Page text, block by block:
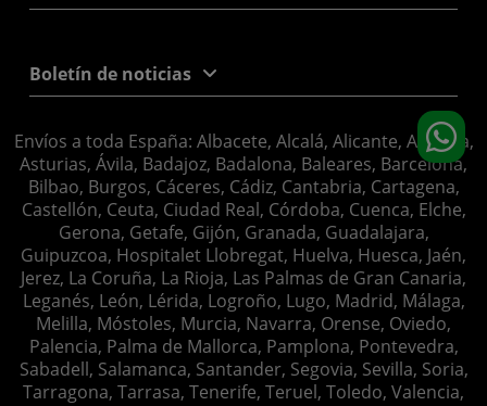
Boletín de noticias
Envíos a toda España: Albacete, Alcalá, Alicante, Almería,
Asturias, Ávila, Badajoz, Badalona, Baleares, Barcelona,
Bilbao, Burgos, Cáceres, Cádiz, Cantabria, Cartagena,
Castellón, Ceuta, Ciudad Real, Córdoba, Cuenca, Elche,
Gerona, Getafe, Gijón, Granada, Guadalajara,
Guipuzcoa, Hospitalet Llobregat, Huelva, Huesca, Jaén,
Jerez, La Coruña, La Rioja, Las Palmas de Gran Canaria,
Leganés, León, Lérida, Logroño, Lugo, Madrid, Málaga,
Melilla, Móstoles, Murcia, Navarra, Orense, Oviedo,
Palencia, Palma de Mallorca, Pamplona, Pontevedra,
Sabadell, Salamanca, Santander, Segovia, Sevilla, Soria,
Tarragona, Tarrasa, Tenerife, Teruel, Toledo, Valencia,